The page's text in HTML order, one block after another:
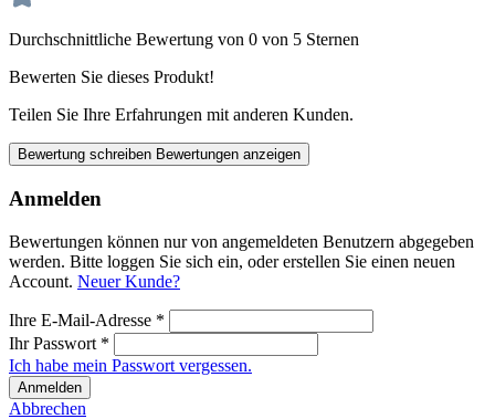
Durchschnittliche Bewertung von 0 von 5 Sternen
Bewerten Sie dieses Produkt!
Teilen Sie Ihre Erfahrungen mit anderen Kunden.
Bewertung schreiben Bewertungen anzeigen
Anmelden
Bewertungen können nur von angemeldeten Benutzern abgegeben
werden. Bitte loggen Sie sich ein, oder erstellen Sie einen neuen
Account. Neuer Kunde?
Ihre E-Mail-Adresse *
Ihr Passwort *
Ich habe mein Passwort vergessen.
Anmelden
Abbrechen